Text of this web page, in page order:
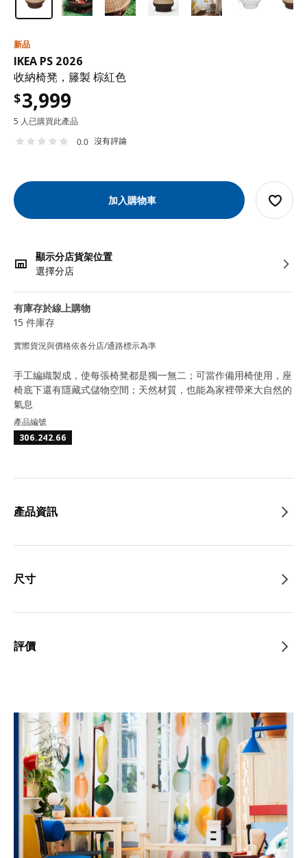
新品
IKEA PS 2026
收納椅凳，籐製 棕紅色
$3,999
5 人已購買此產品
0.0 沒有評論
加入購物車
顯示分店貨架位置
選擇分店
有庫存於線上購物
15 件庫存
實際貨況與價格依各分店/通路標示為準
手工編織製成，使每張椅凳都是獨一無二；可當作備用椅使用，座
椅底下還有隱藏式儲物空間；天然材質，也能為家裡帶來大自然的
氣息
產品編號
306.242.66
產品資訊
尺寸
評價